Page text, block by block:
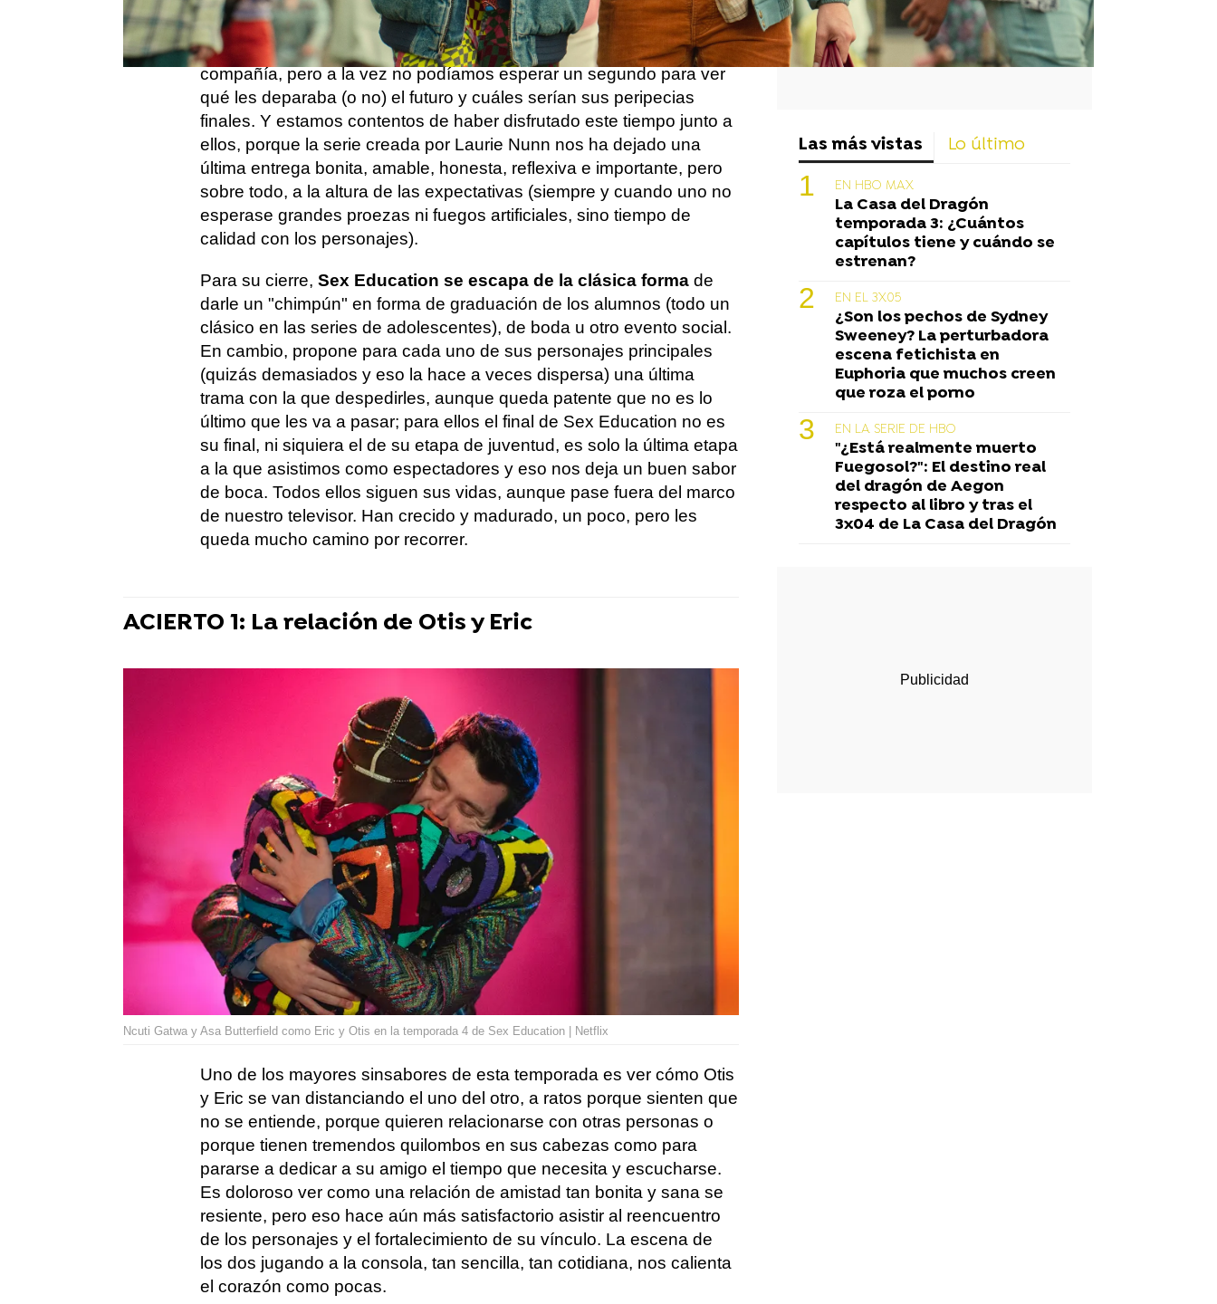
entera. Lo cierto es que da mucha pena consumir tan rápido los que
serán los últimos momentos que pasaremos con Otis, Maeve, Eric y
compañía, pero a la vez no podíamos esperar un segundo para ver
qué les deparaba (o no) el futuro y cuáles serían sus peripecias
finales. Y estamos contentos de haber disfrutado este tiempo junto a
ellos, porque la serie creada por Laurie Nunn nos ha dejado una
última entrega bonita, amable, honesta, reflexiva e importante, pero
sobre todo, a la altura de las expectativas (siempre y cuando uno no
esperase grandes proezas ni fuegos artificiales, sino tiempo de
calidad con los personajes).
Para su cierre, Sex Education se escapa de la clásica forma de
darle un "chimpún" en forma de graduación de los alumnos (todo un
clásico en las series de adolescentes), de boda u otro evento social.
En cambio, propone para cada uno de sus personajes principales
(quizás demasiados y eso la hace a veces dispersa) una última
trama con la que despedirles, aunque queda patente que no es lo
último que les va a pasar; para ellos el final de Sex Education no es
su final, ni siquiera el de su etapa de juventud, es solo la última etapa
a la que asistimos como espectadores y eso nos deja un buen sabor
de boca. Todos ellos siguen sus vidas, aunque pase fuera del marco
de nuestro televisor. Han crecido y madurado, un poco, pero les
queda mucho camino por recorrer.
ACIERTO 1: La relación de Otis y Eric
Ncuti Gatwa y Asa Butterfield como Eric y Otis en la temporada 4 de Sex Education | Netflix
Uno de los mayores sinsabores de esta temporada es ver cómo Otis
y Eric se van distanciando el uno del otro, a ratos porque sienten que
no se entiende, porque quieren relacionarse con otras personas o
porque tienen tremendos quilombos en sus cabezas como para
pararse a dedicar a su amigo el tiempo que necesita y escucharse.
Es doloroso ver como una relación de amistad tan bonita y sana se
resiente, pero eso hace aún más satisfactorio asistir al reencuentro
de los personajes y el fortalecimiento de su vínculo. La escena de
los dos jugando a la consola, tan sencilla, tan cotidiana, nos calienta
el corazón como pocas.
Las más vistas Lo último
EN HBO MAX
La Casa del Dragón
temporada 3: ¿Cuántos
capítulos tiene y cuándo se
estrenan?
EN EL 3X05
¿Son los pechos de Sydney
Sweeney? La perturbadora
escena fetichista en
Euphoria que muchos creen
que roza el porno
EN LA SERIE DE HBO
"¿Está realmente muerto
Fuegosol?": El destino real
del dragón de Aegon
respecto al libro y tras el
3x04 de La Casa del Dragón